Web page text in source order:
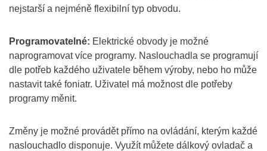
nejstarší a nejméně flexibilní typ obvodu.
Programovatelné: Elektrické obvody je možné
naprogramovat více programy. Naslouchadla se programují
dle potřeb každého uživatele během výroby, nebo ho může
nastavit také foniatr. Uživatel má možnost dle potřeby
programy měnit.
Změny je možné provádět přímo na ovládání, kterým každé
naslouchadlo disponuje. Využít můžete dálkový ovladač a